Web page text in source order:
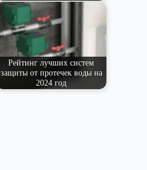
Рейтинг лучших систем
защиты от протечек воды на
2024 год